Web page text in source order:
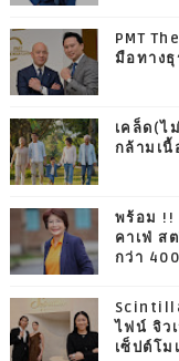
PMT
มือทางธุ
เคล็ด(ไ
กล้ามเ
พร้อม !!
คาเฟ่ ส
กว่า
ไฟน์ จิว
เซ็ปต์โ